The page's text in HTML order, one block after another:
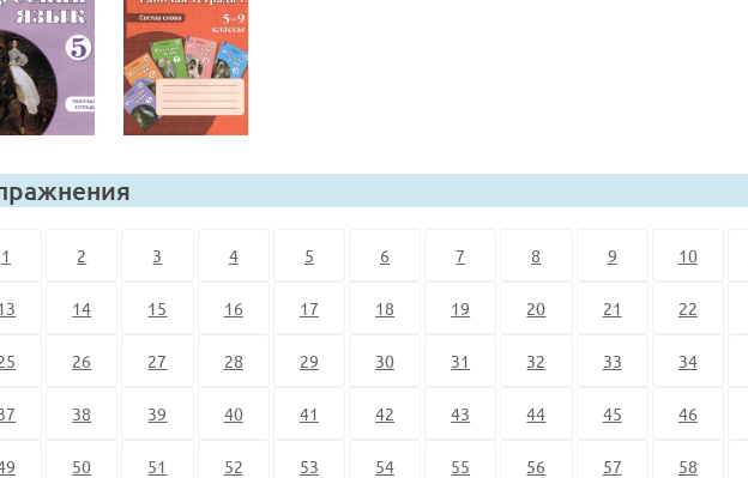
1 2 3 4 5 6 7 8 9 10
14 15 16 17 18 19 20 21 22
26 27 28 29 30 31 32 33 34
38 39 40 41 42 43 44 45 46
50 51 52 53 54 55 56 57 58